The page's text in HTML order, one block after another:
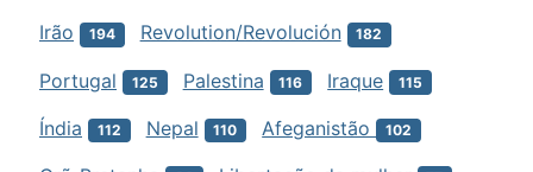
Irão 194 Revolution/Revolución 182
Portugal 125 Palestina 116 Iraque 115
Índia 112 Nepal 110 Afeganistão 102